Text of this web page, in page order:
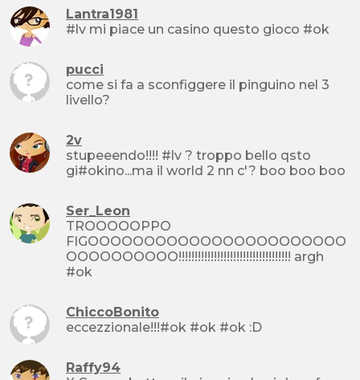
Lantra1981
#lv mi piace un casino questo gioco #ok
pucci
come si fa a sconfiggere il pinguino nel 3
livello?
2v
stupeeendo!!!! #lv ? troppo bello qsto
gi#okino...ma il world 2 nn c'? boo boo boo
Ser_Leon
TROOOOOPPO
FIGOOOOOOOOOOOOOOOOOOOOOOO
OOOOOOOOOO!!!!!!!!!!!!!!!!!!!!!!!!!!!!!!!!!!! argh
#ok
ChiccoBonito
eccezzionale!!!#ok #ok #ok :D
Raffy94